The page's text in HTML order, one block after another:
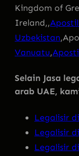
Kingdom of
Ireland,,
Uzbekistan
Vanuatu,
Selain Jasa
arab UAE,
Legalisir
Legalisir
Legalisir